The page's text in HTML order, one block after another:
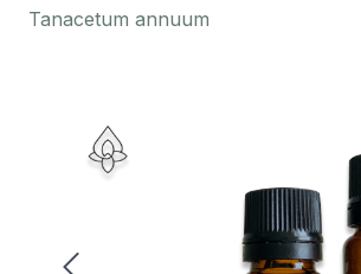
Tanacetum annuum